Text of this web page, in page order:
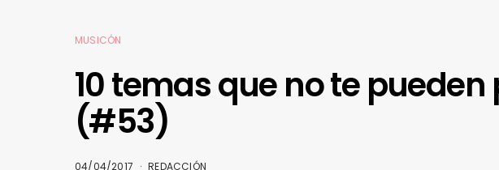
MUSICÓN
10 temas que no te
(#53)
04/04/2017 REDACCIÓN